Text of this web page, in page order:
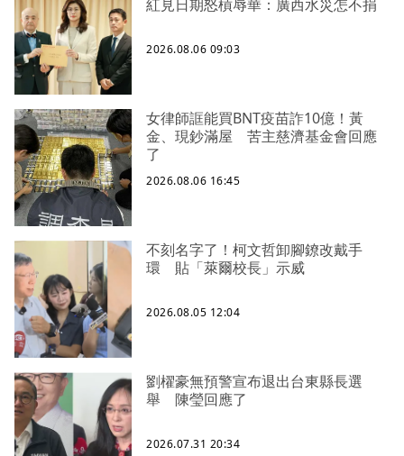
紅見日期怒槓辱華：廣西水災怎不捐
2026.08.06 09:03
女律師誆能買BNT疫苗詐10億！黃
金、現鈔滿屋 苦主慈濟基金會回應
了
2026.08.06 16:45
不刻名字了！柯文哲卸腳鐐改戴手
環 貼「萊爾校長」示威
2026.08.05 12:04
劉櫂豪無預警宣布退出台東縣長選
舉 陳瑩回應了
2026.07.31 20:34